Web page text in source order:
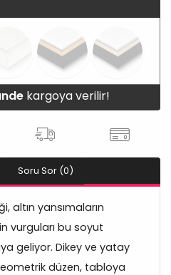
kargoya verilir!
Soru Sor (0)
altın yansımaların
vurguları bu soyut
geliyor. Dikey ve yatay
düzen, tabloya